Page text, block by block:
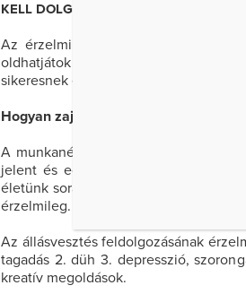
KELL DOLGOZNUNK […]
Az érzelmi és pénzügyi
oldhatjátok meg, miközben
sikeresnek érezhetitek szövetségeteket.
Hogyan zajlik az állásvesztés
A munkanélküliség minden ember
jelent és egyben a pár életét, a
életünk során bármilyen veszteséget,
érzelmileg.
Az állásvesztés feldolgozásának
tagadás 2. düh 3. depresszió,
kreatív megoldások.